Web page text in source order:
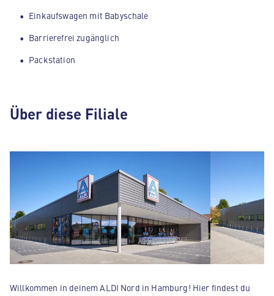
Einkaufswagen mit Babyschale
Barrierefrei zugänglich
Packstation
Über diese Filiale
Willkommen in deinem ALDI Nord in Hamburg! Hier findest du